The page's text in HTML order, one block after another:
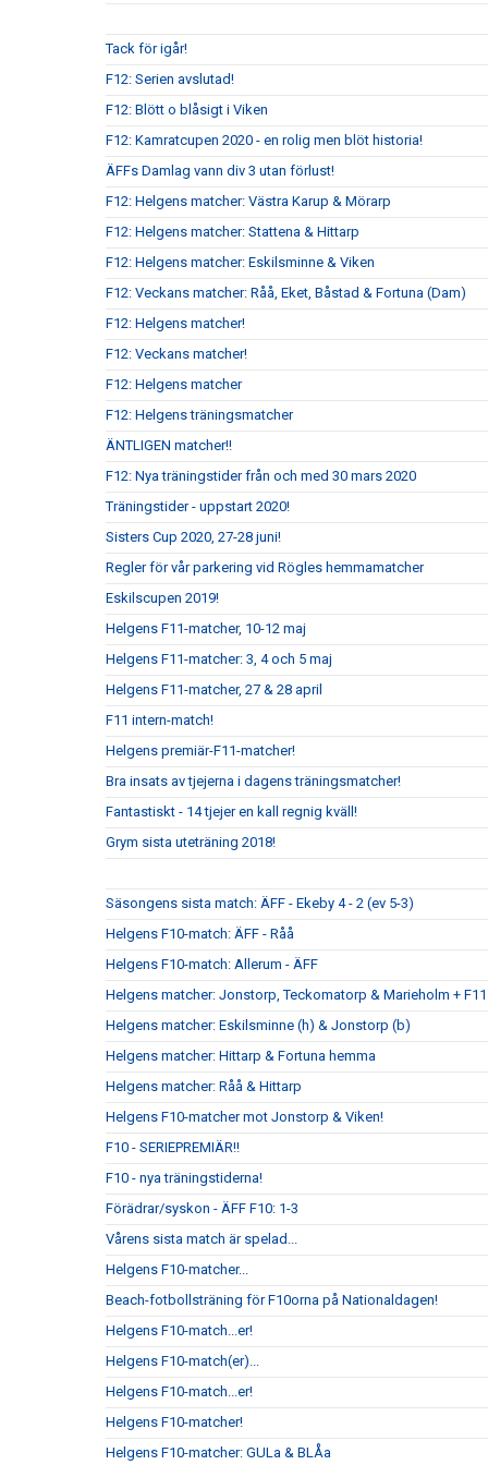
Tack för igår!
F12: Serien avslutad!
F12: Blött o blåsigt i Viken
F12: Kamratcupen 2020 - en rolig men blöt historia!
ÄFFs Damlag vann div 3 utan förlust!
F12: Helgens matcher: Västra Karup & Mörarp
F12: Helgens matcher: Stattena & Hittarp
F12: Helgens matcher: Eskilsminne & Viken
F12: Veckans matcher: Råå, Eket, Båstad & Fortuna (Dam)
F12: Helgens matcher!
F12: Veckans matcher!
F12: Helgens matcher
F12: Helgens träningsmatcher
ÄNTLIGEN matcher!!
F12: Nya träningstider från och med 30 mars 2020
Träningstider - uppstart 2020!
Sisters Cup 2020, 27-28 juni!
Regler för vår parkering vid Rögles hemmamatcher
Eskilscupen 2019!
Helgens F11-matcher, 10-12 maj
Helgens F11-matcher: 3, 4 och 5 maj
Helgens F11-matcher, 27 & 28 april
F11 intern-match!
Helgens premiär-F11-matcher!
Bra insats av tjejerna i dagens träningsmatcher!
Fantastiskt - 14 tjejer en kall regnig kväll!
Grym sista uteträning 2018!
Säsongens sista match: ÄFF - Ekeby 4 - 2 (ev 5-3)
Helgens F10-match: ÄFF - Råå
Helgens F10-match: Allerum - ÄFF
Helgens matcher: Jonstorp, Teckomatorp & Marieholm + F11
Helgens matcher: Eskilsminne (h) & Jonstorp (b)
Helgens matcher: Hittarp & Fortuna hemma
Helgens matcher: Råå & Hittarp
Helgens F10-matcher mot Jonstorp & Viken!
F10 - SERIEPREMIÄR!!
F10 - nya träningstiderna!
Förädrar/syskon - ÄFF F10: 1-3
Vårens sista match är spelad...
Helgens F10-matcher...
Beach-fotbollsträning för F10orna på Nationaldagen!
Helgens F10-match...er!
Helgens F10-match(er)...
Helgens F10-match...er!
Helgens F10-matcher!
Helgens F10-matcher: GULa & BLÅa